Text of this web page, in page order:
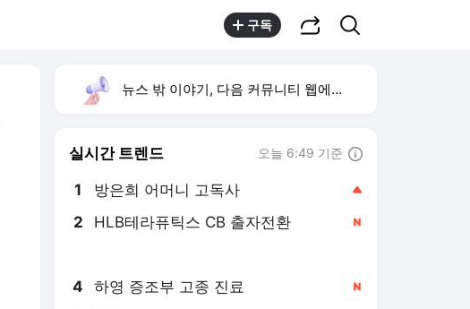
구독
뉴스 밖 이야기, 다음 커뮤니티 웹에서 보기
실시간 트렌드 오늘 6:49 기준
1 방은희 어머니 고독사
2 HLB테라퓨틱스 CB 출자전환
4 하영 증조부 고종 진료